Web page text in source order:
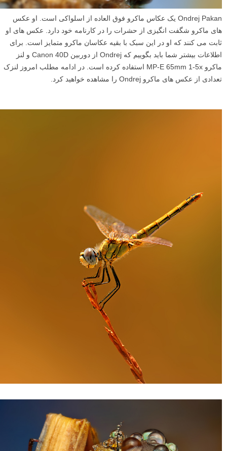
Ondrej Pakan یک عکاس ماکرو فوق العاده از اسلواکی است. او عکس
های ماکرو شگفت انگیزی از حشرات را در کارنامه خود دارد. عکس های او
ثابت می کنند که او در این سبک با بقیه عکاسان ماکرو متمایز است. برای
اطلاعات بیشتر شما باید بگوییم که Ondrej از دوربین Canon 40D و لنز
ماکرو MP-E 65mm 1-5x استفاده کرده است. در ادامه مطلب امروز لنزک
تعدادی از عکس های ماکرو Ondrej را مشاهده خواهید کرد.